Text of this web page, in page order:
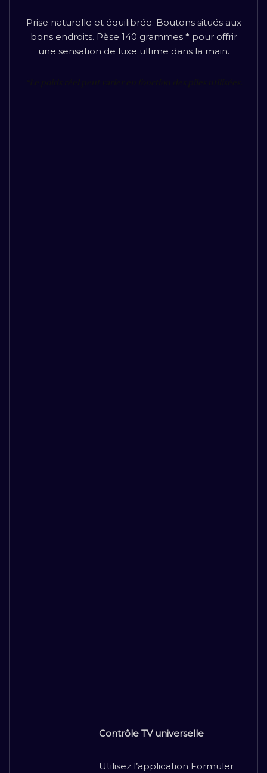
Prise naturelle et équilibrée. Boutons situés aux
bons endroits. Pèse 140 grammes * pour offrir
une sensation de luxe ultime dans la main.
Contrôle TV universelle
Utilisez l’application Formuler